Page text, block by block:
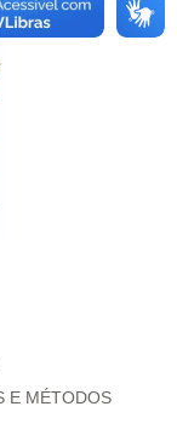
E MÉTODOS